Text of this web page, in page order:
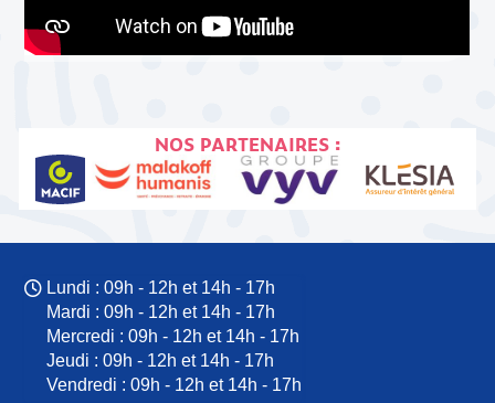
NOS PARTENAIRES :
Lundi : 09h - 12h et 14h - 17h
Mardi : 09h - 12h et 14h - 17h
Mercredi : 09h - 12h et 14h - 17h
Jeudi : 09h - 12h et 14h - 17h
Vendredi : 09h - 12h et 14h - 17h